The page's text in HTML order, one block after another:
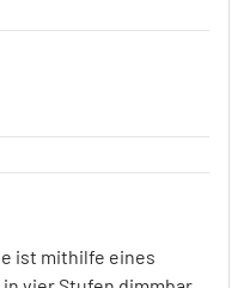
ist mithilfe eines